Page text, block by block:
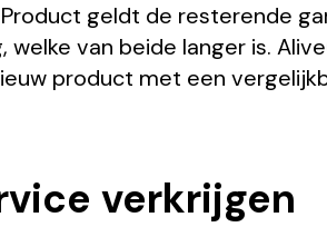
geldt de resterende
welke van beide langer is.
product met een
verkrijgen